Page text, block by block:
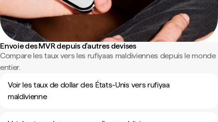
Envoie des MVR depuis d'autres devises
Compare les taux vers les rufiyaas maldiviennes depuis le monde
entier.
Voir les taux de dollar des États-Unis vers rufiyaa
maldivienne